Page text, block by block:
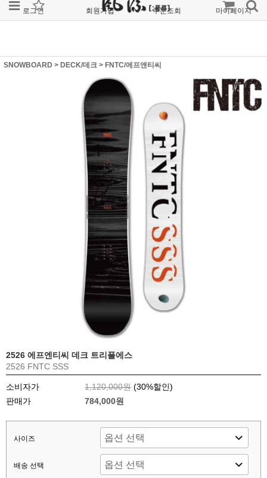
로그인 회원가입 주문조회 마이페이지
SNOWBOARD > DECK/데크 > FNTC/에프앤티씨
2526 에프엔티씨 데크 트리플에스
2526 FNTC SSS
소비자가 1,120,000원 (30%할인)
판매가
784,000원
사이즈
배송 선택